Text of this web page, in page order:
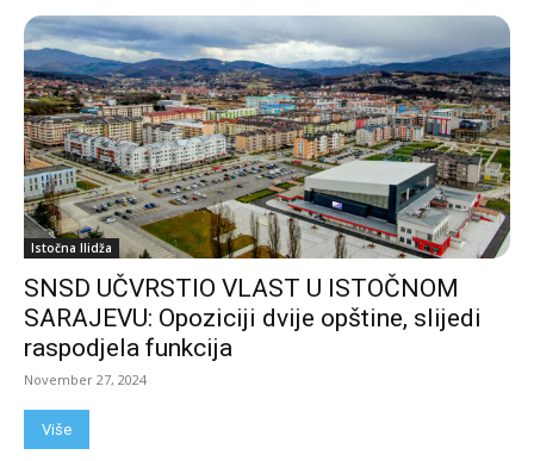
Istočna Ilidža
SNSD UČVRSTIO VLAST U ISTOČNOM
SARAJEVU: Opoziciji dvije opštine, slijedi
raspodjela funkcija
November 27, 2024
Više